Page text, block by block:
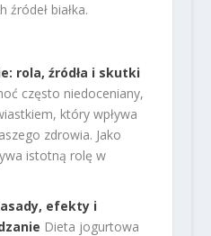
źródeł białka.
rola, źródła i skutki
często niedoceniany,
który wpływa
zdrowia. Jako
istotną rolę w
efekty i
Dieta jogurtowa